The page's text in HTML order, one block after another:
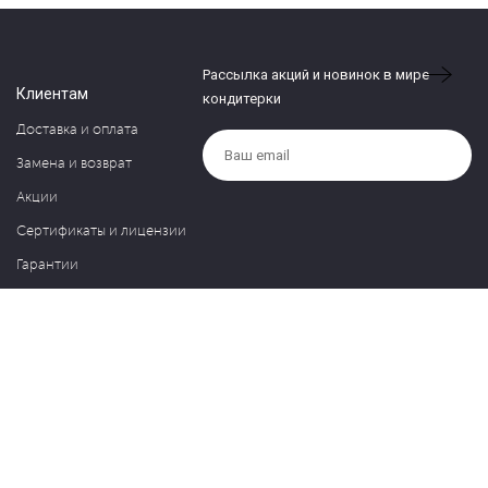
Клиентам
Доставка и оплата
Замена и возврат
Акции
Сертификаты и лицензии
Гарантии
Рассылка акций и новинок в мире
кондитерки